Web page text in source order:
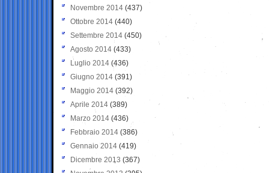
Novembre 2014 (437)
Ottobre 2014 (440)
Settembre 2014 (450)
Agosto 2014 (433)
Luglio 2014 (436)
Giugno 2014 (391)
Maggio 2014 (392)
Aprile 2014 (389)
Marzo 2014 (436)
Febbraio 2014 (386)
Gennaio 2014 (419)
Dicembre 2013 (367)